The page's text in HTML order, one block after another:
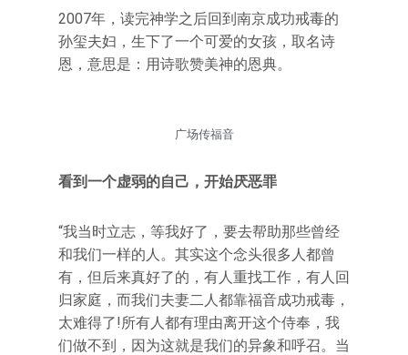
2007年，读完神学之后回到南京成功戒毒的
孙玺夫妇，生下了一个可爱的女孩，取名诗
恩，意思是：用诗歌赞美神的恩典。
广场传福音
看到一个虚弱的自己，开始厌恶罪
“我当时立志，等我好了，要去帮助那些曾经
和我们一样的人。其实这个念头很多人都曾
有，但后来真好了的，有人重找工作，有人回
归家庭，而我们夫妻二人都靠福音成功戒毒，
太难得了!所有人都有理由离开这个侍奉，我
们做不到，因为这就是我们的异象和呼召。当